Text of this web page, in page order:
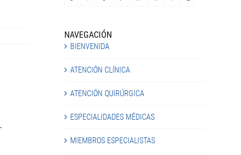
NAVEGACIÓN
BIENVENIDA
ATENCIÓN CLÍNICA
ATENCIÓN QUIRÚRGICA
ESPECIALIDADES MÉDICAS
MIEMBROS ESPECIALISTAS